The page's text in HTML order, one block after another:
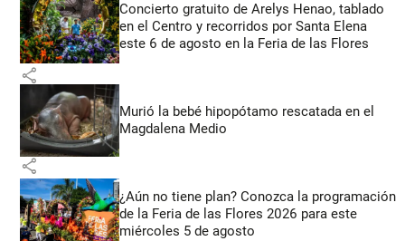
Concierto gratuito de Arelys Henao, tablado
en el Centro y recorridos por Santa Elena
este 6 de agosto en la Feria de las Flores
share
Murió la bebé hipopótamo rescatada en el
Magdalena Medio
share
¿Aún no tiene plan? Conozca la programación
de la Feria de las Flores 2026 para este
miércoles 5 de agosto